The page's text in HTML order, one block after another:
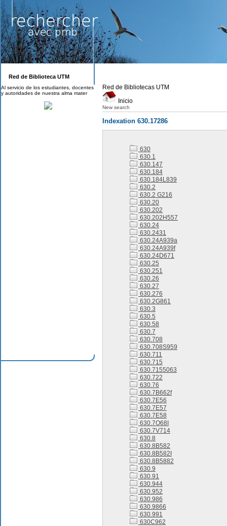
Red de Bibliotecas UTM
Inicio
New search
Indexation 630.17286
630
630.1
630.147
630.184
630.184L839
630.2
630.2 G216
630.20
630.202
630.202H557
630.24
630.2431
630.24A939a
630.24A939f
630.24D671
630.25
630.251
630.26
630.27
630.276
630.2G861
630.3
630.5
630.58
630.7
630.708
630.708S959
630.711
630.715
630.7155063
630.722
630.76
630.7B662f
630.7E56
630.7E57
630.7E58
630.7O68I
630.7V714
630.8
630.8B582
630.8B582I
630.8B5882
630.9
630.91
630.944
630.952
630.986
630.9866
630.991
630C962
Red de Biblioteca UTM
Al servicio de los estudiantes, docentes
y autoridades de nuestra alma mater